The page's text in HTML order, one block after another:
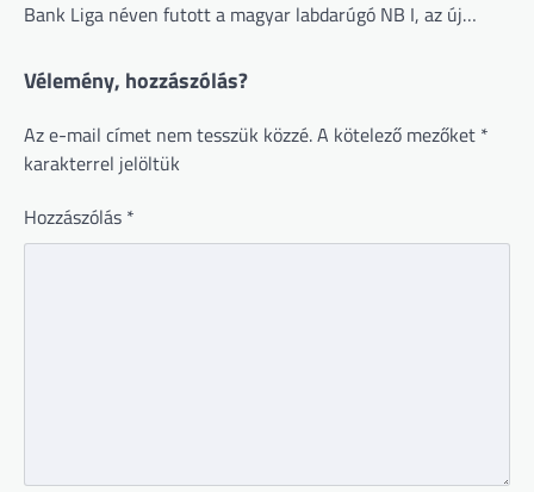
Bank Liga néven futott a magyar labdarúgó NB I, az új…
Vélemény, hozzászólás?
Az e-mail címet nem tesszük közzé.A kötelező mezőket *
karakterrel jelöltük
Hozzászólás *